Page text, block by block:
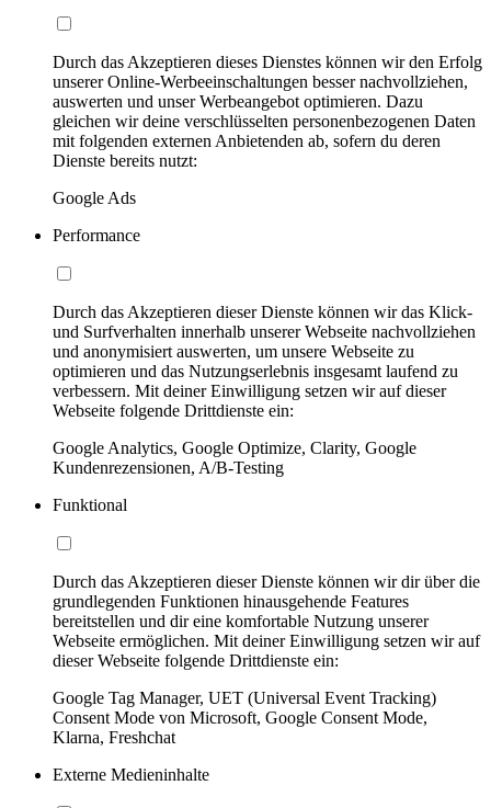
Durch das Akzeptieren dieses Dienstes können wir den Erfolg
unserer Online-Werbeeinschaltungen besser nachvollziehen,
auswerten und unser Werbeangebot optimieren. Dazu
gleichen wir deine verschlüsselten personenbezogenen Daten
mit folgenden externen Anbietenden ab, sofern du deren
Dienste bereits nutzt:
Google Ads
Performance
Durch das Akzeptieren dieser Dienste können wir das Klick-
und Surfverhalten innerhalb unserer Webseite nachvollziehen
und anonymisiert auswerten, um unsere Webseite zu
optimieren und das Nutzungserlebnis insgesamt laufend zu
verbessern. Mit deiner Einwilligung setzen wir auf dieser
Webseite folgende Drittdienste ein:
Google Analytics, Google Optimize, Clarity, Google
Kundenrezensionen, A/B-Testing
Funktional
Durch das Akzeptieren dieser Dienste können wir dir über die
grundlegenden Funktionen hinausgehende Features
bereitstellen und dir eine komfortable Nutzung unserer
Webseite ermöglichen. Mit deiner Einwilligung setzen wir auf
dieser Webseite folgende Drittdienste ein:
Google Tag Manager, UET (Universal Event Tracking)
Consent Mode von Microsoft, Google Consent Mode,
Klarna, Freshchat
Externe Medieninhalte